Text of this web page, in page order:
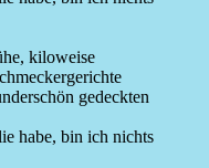
kiloweise
gedeckten
habe, bin ich nichts